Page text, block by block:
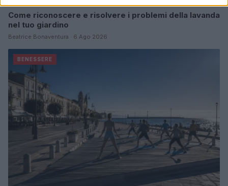
Come riconoscere e risolvere i problemi della lavanda
nel tuo giardino
Beatrice Bonaventura · 6 Ago 2026
BENESSERE